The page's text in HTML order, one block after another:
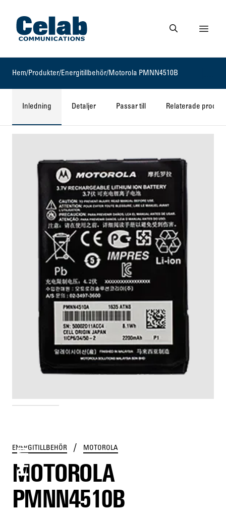
Gå till startsidan
Gå till söksidan
Visa
Hem/Produkter/Energitillbehör/ Motorola PMNN4510B
Inledning Detaljer Passar till Relaterade
ENERGITILLBEHÖR / MOTOROLA
MOTOROLA
PMNN4510B
PMNN4510B